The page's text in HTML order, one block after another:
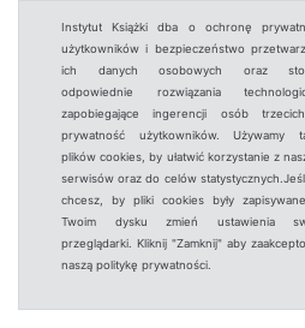
Instytut Książki dba o ochronę
użytkowników i bezpieczeństwo
ich danych osobowych oraz
odpowiednie rozwiązania
zapobiegające ingerencji osób
prywatność użytkowników. Używamy
plików cookies, by ułatwić korzystanie z
serwisów oraz do celów
chcesz, by pliki cookies były
Twoim dysku zmień ustawienia
przeglądarki. Kliknij "Zamknij" aby
naszą politykę prywatności.